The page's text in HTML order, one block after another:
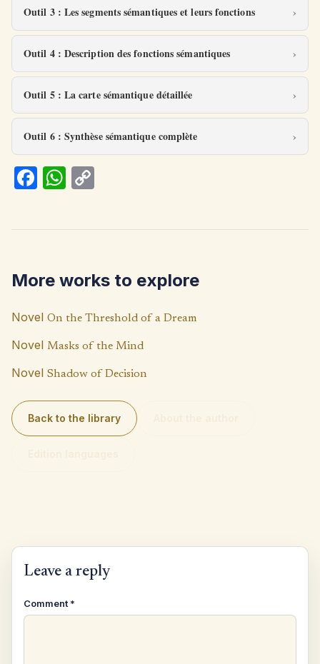
Outil 3 : Les segments sémantiques et leurs fonctions
Outil 4 : Description des fonctions sémantiques
Outil 5 : La carte sémantique détaillée
Outil 6 : Synthèse sémantique complète
Fa
k
W
p
p
Li
n
k
More works to explore
Novel On the Threshold of a Dream
Novel Masks of the Mind
Novel Shadow of Decision
Back to the library
Leave a reply
Comment *